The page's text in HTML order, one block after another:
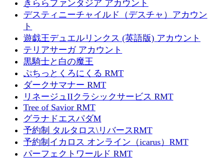
きららファンタジア アカウント
デスティニーチャイルド（デスチャ）アカウン
ト
遊戯王デュエルリンクス (英語版) アカウント
テリアサーガ アカウント
黒騎士と白の魔王
ぷちっとくろにくる RMT
ダークサマナー RMT
リネージュIIクラシックサービス RMT
Tree of Savior RMT
グラナドエスパダM
予約制 タルタロス\リバースRMT
予約制イカロス オンライン（icarus）RMT
パーフェクトワールド RMT